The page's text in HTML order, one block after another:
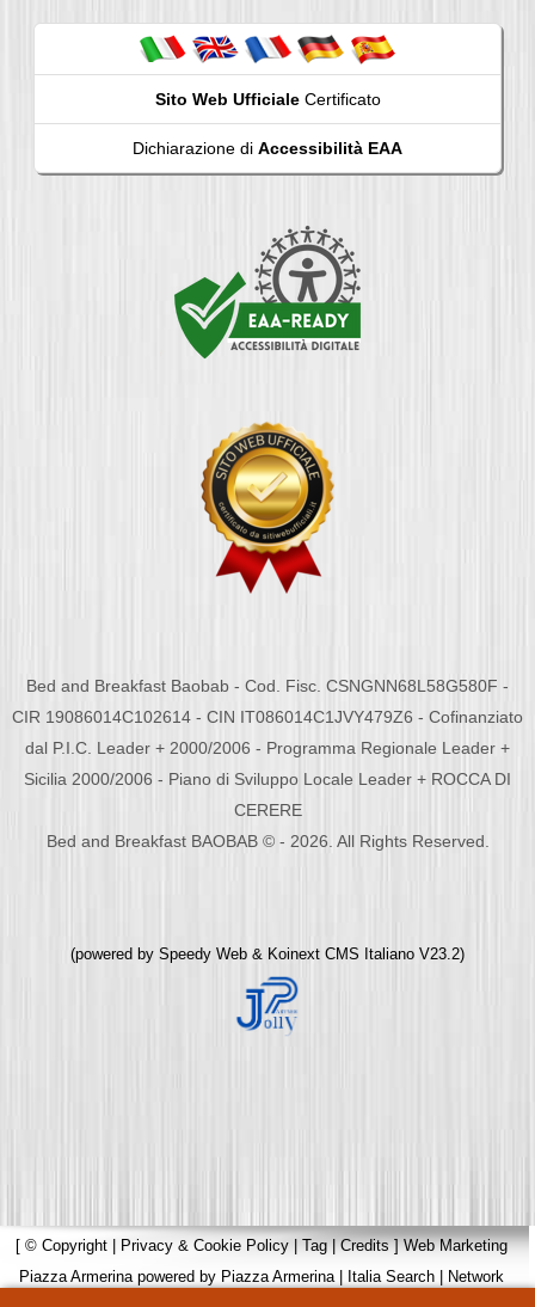
Sito Web UfficialeCertificato
Dichiarazione di Accessibilità EAA
Bed and Breakfast Baobab - Cod. Fisc. CSNGNN68L58G580F -
CIR 19086014C102614 - CIN IT086014C1JVY479Z6 - Cofinanziato
dal P.I.C. Leader + 2000/2006 - Programma Regionale Leader +
Sicilia 2000/2006 - Piano di Sviluppo Locale Leader + ROCCA DI
CERERE
Bed and Breakfast BAOBAB © - 2026. All Rights Reserved.
(powered by Speedy Web & Koinext CMS Italiano V23.2)
[ © Copyright | Privacy & Cookie Policy | Tag|Credits]Web Marketing
Piazza Armerina powered by Piazza Armerina | Italia Search | Network